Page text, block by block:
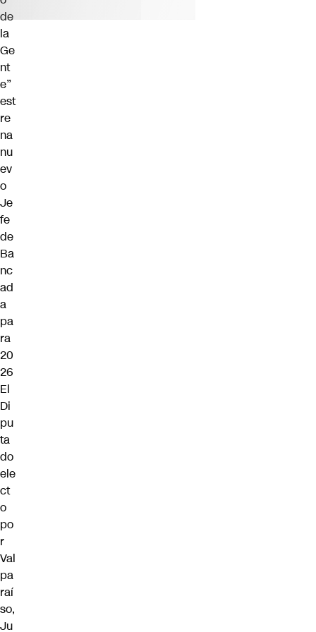
de
la
Ge
nt
e”
est
re
na
nu
ev
o
Je
fe
de
Ba
nc
ad
a
pa
ra
20
26
El
Di
pu
ta
do
ele
ct
o
po
r
Val
pa
raí
so,
Ju